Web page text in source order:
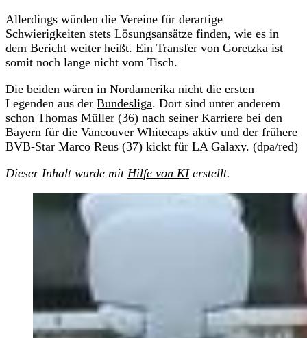
Allerdings würden die Vereine für derartige
Schwierigkeiten stets Lösungsansätze finden, wie es in
dem Bericht weiter heißt. Ein Transfer von Goretzka ist
somit noch lange nicht vom Tisch.
Die beiden wären in Nordamerika nicht die ersten
Legenden aus der Bundesliga. Dort sind unter anderem
schon Thomas Müller (36) nach seiner Karriere bei den
Bayern für die Vancouver Whitecaps aktiv und der frühere
BVB-Star Marco Reus (37) kickt für LA Galaxy. (dpa/red)
Dieser Inhalt wurde mit Hilfe von KIerstellt.